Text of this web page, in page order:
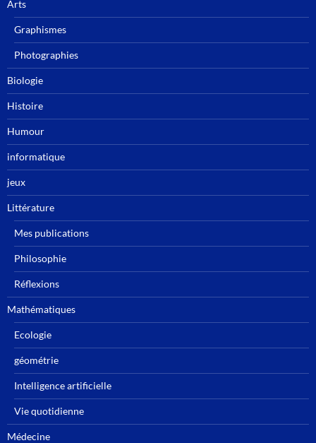
Arts
Graphismes
Photographies
Biologie
Histoire
Humour
informatique
jeux
Littérature
Mes publications
Philosophie
Réflexions
Mathématiques
Ecologie
géométrie
Intelligence artificielle
Vie quotidienne
Médecine